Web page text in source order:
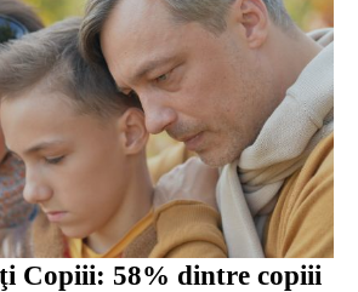
Copiii: 58% dintre copiii